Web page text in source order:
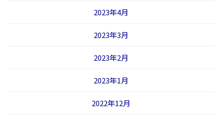
2023年4月
2023年3月
2023年2月
2023年1月
2022年12月